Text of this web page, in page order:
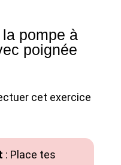
pompe à
poignée
cet exercice
: Place tes